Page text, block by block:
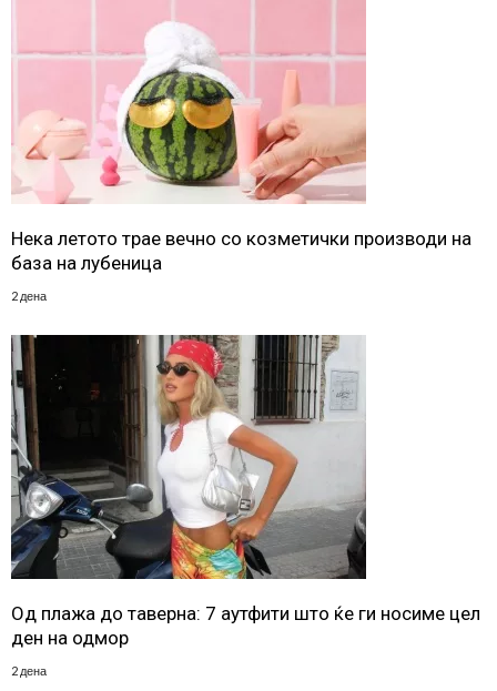
Нека летото трае вечно со козметички производи на
база на лубеница
2 дена
Од плажа до таверна: 7 аутфити што ќе ги носиме цел
ден на одмор
2 дена